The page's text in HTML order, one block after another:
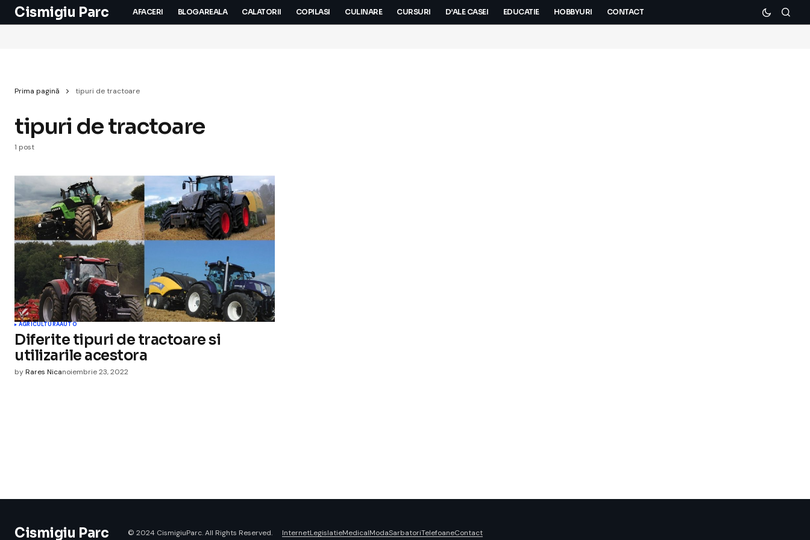
Cismigiu Parc AFACERI BLOGAREALA CALATORII COPILASI CULINARE CURSURI D’ALE CASEI EDUCATIE HOBBYURI CONTACT
Prima pagină tipuri de tractoare
tipuri de tractoare
1 post
AGRICULTURAAUTO
Diferite tipuri de tractoare si
utilizarile acestora
byRares Nicanoiembrie 23, 2022
Cismigiu Parc © 2024 CismigiuParc. All Rights Reserved. InternetLegislatieMedicalModaSarbatoriTelefoaneContact